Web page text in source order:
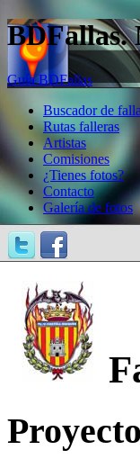
BDFallas.
Guía BDFallas
Buscador de
Rutas falleras
Artistas
Comisiones
¿Tienes fotos?
Contacto
Galería de fotos